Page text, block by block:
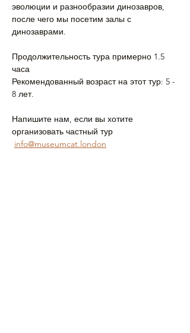
эволюции и разнообразии динозавров,
после чего мы посетим залы с
динозаврами.
Продолжительность тура примерно 1.5
часа
Рекомендованный возраст на этот тур: 5 -
8 лет.
Напишите нам, если вы хотите
организовать частный тур
info@museumcat.london